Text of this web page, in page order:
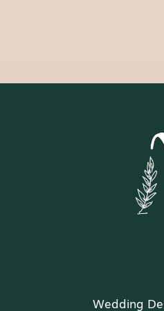
Wedding